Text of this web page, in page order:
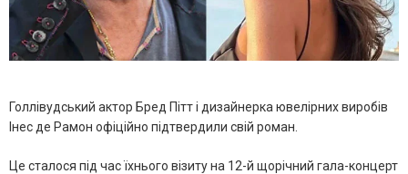
Голлівудський актор Бред Пітт і дизайнерка ювелірних виробів
Інес де Рамон офіційно підтвердили свій роман.
Це сталося під час їхнього візиту на 12-й щорічний гала-концерт